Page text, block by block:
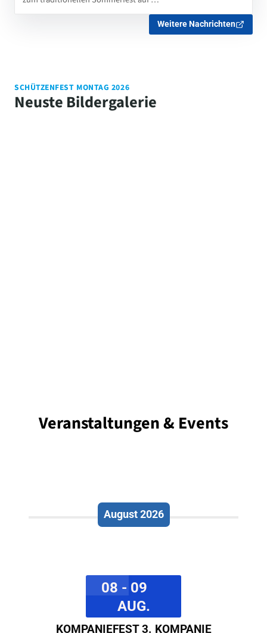
Weitere Nachrichten
SCHÜTZENFEST MONTAG 2026
Neuste Bildergalerie
Veranstaltungen & Events
August 2026
08 - 09
AUG.
KOMPANIEFEST 3. KOMPANIE